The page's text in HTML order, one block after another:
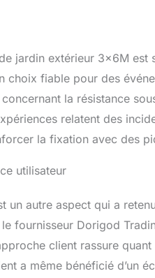
sportifs, les
jardin extérieur 3x6M est
choix fiable pour des
la résistance
relatent des
la fixation avec des
utilisateur
un autre aspect qui a
fournisseur Dorigod
client rassure
a même bénéficié d’un